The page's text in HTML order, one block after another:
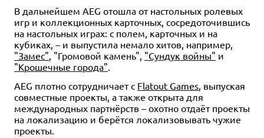
В дальнейшем AEG отошла от настольных ролевых
игр и коллекционных карточных, сосредоточившись
на настольных играх: с полем, карточных и на
кубиках, – и выпустила немало хитов, например,
"Замес" , "Громовой камень", "Сундук войны" и
"Крошечные города"
AEG плотно сотрудничает с Flatout Games , выпуская
совместные проекты, а также открыта для
международных партнёрств – охотно отдаёт проекты
на локализацию и берётся локализовывать чужие
проекты.